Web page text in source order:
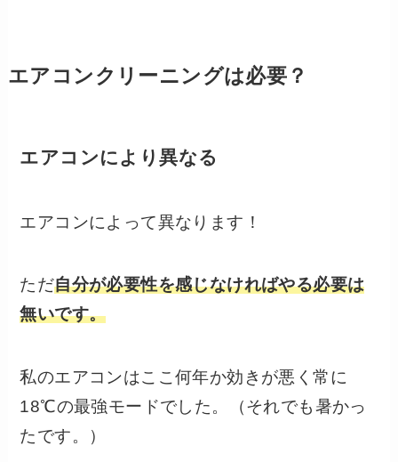
エアコンクリーニングは必要？
エアコンにより異なる
エアコンによって異なります！
ただ自分が必要性を感じなければやる必要は
無いです。
私のエアコンはここ何年か効きが悪く常に
18℃の最強モードでした。（それでも暑かっ
たです。）